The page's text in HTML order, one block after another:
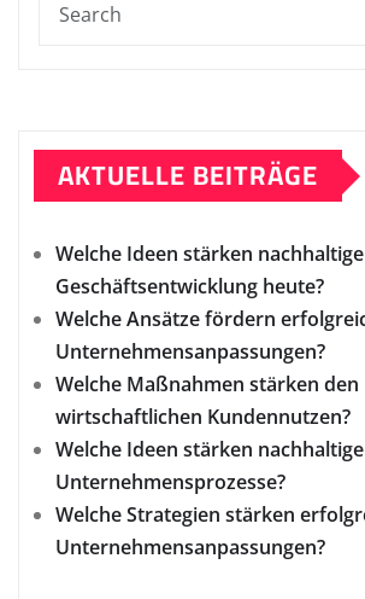
AKTUELLE BEITRÄGE
Welche Ideen stärken nachhaltige
Geschäftsentwicklung heute?
Welche Ansätze fördern
Unternehmensanpassungen?
Welche Maßnahmen stärken den
wirtschaftlichen Kundennutzen?
Welche Ideen stärken nachhaltige
Unternehmensprozesse?
Welche Strategien stärken
Unternehmensanpassungen?